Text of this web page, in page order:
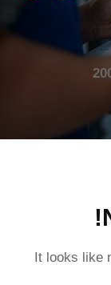
It looks like